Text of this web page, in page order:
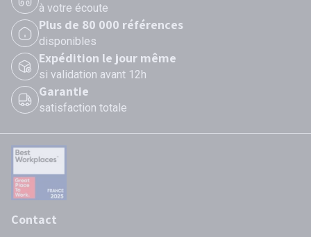
à votre écoute
Plus de 80 000 références
disponibles
Expédition le jour même
si validation avant 12h
Garantie
satisfaction totale
Contact